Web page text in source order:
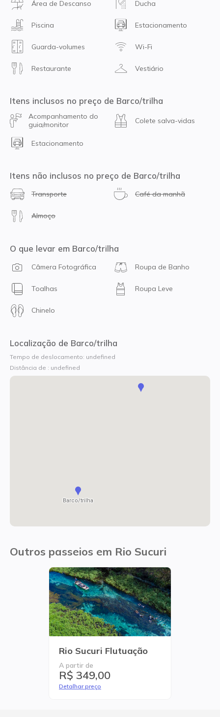
Área de Descanso Ducha
Piscina Estacionamento
Guarda-volumes Wi-Fi
Restaurante Vestiário
Itens inclusos no preço de Barco/trilha
Acompanhamento do
guia/monitor
Colete salva-vidas
Estacionamento
Itens não inclusos no preço de Barco/trilha
Transporte Café da manhã
Almoço
O que levar em Barco/trilha
Câmera Fotográfica Roupa de Banho
Toalhas Roupa Leve
Chinelo
Localização de Barco/trilha
Tempo de deslocamento: undefined
Distância de : undefined
Barco/trilha
Outros passeios em Rio Sucuri
Rio Sucuri Flutuação
A partir de
R$ 349,00
Detalhar preço